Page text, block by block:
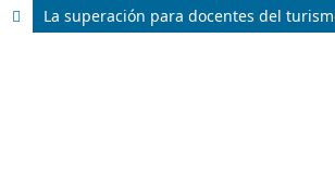
La superación para docentes del